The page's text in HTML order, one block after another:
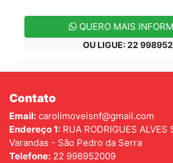
QUERO MAIS
OU LIGUE: 22
Contato
Email: carolimoveisnf@gmail.com
Endereço 1: RUA RODRIGUES
Varandas - São Pedro da Serra
Telefone: 22 998952009